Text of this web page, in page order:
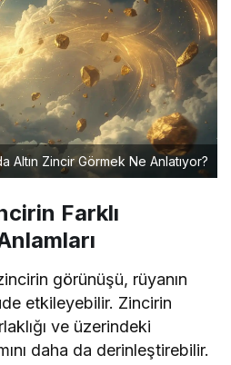
Altın Zincir Görmek Ne Anlatıyor?
Farklı
görünüşü, rüyanın
etkileyebilir. Zincirin
ve üzerindeki
daha da derinleştirebilir.